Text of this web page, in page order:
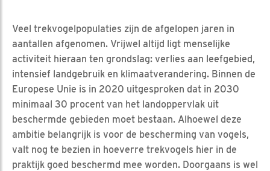
Veel trekvogelpopulaties zijn de afgelopen jaren in
aantallen afgenomen. Vrijwel altijd ligt menselijke
activiteit hieraan ten grondslag: verlies aan leefgebied,
intensief landgebruik en klimaatverandering. Binnen de
Europese Unie is in 2020 uitgesproken dat in 2030
minimaal 30 procent van het landoppervlak uit
beschermde gebieden moet bestaan. Alhoewel deze
ambitie belangrijk is voor de bescherming van vogels,
valt nog te bezien in hoeverre trekvogels hier in de
praktijk goed beschermd mee worden. Doorgaans is wel